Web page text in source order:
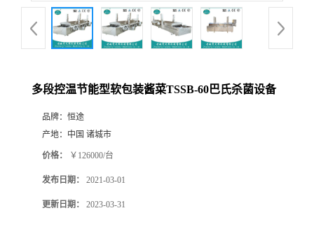
多段控温节能型软包装酱菜TSSB-60巴氏杀菌设备
品牌： 恒途
产地： 中国 诸城市
价格： ￥126000/台
发布日期： 2021-03-01
更新日期： 2023-03-31